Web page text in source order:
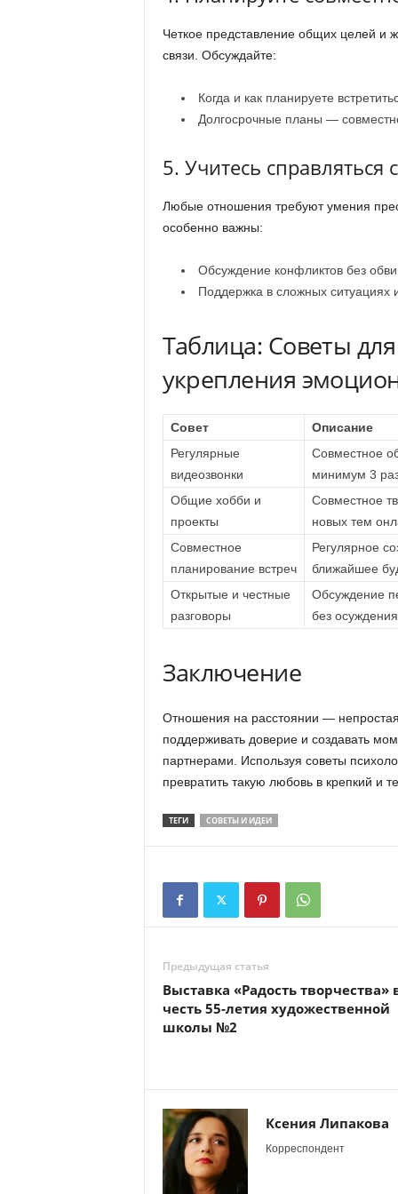
Четкое представление общих целей и
связи. Обсуждайте:
Когда и как планируете
Долгосрочные планы —
5. Учитесь справляться
Любые отношения требуют умения
особенно важны:
Обсуждение конфликтов без
Поддержка в сложных ситуациях
Таблица: Советы
укрепления
Совет
Описание
Регулярные
видеозвонки
Совместное
минимум 3
Общие хобби и
проекты
Совместное
новых тем
Совместное
планирование встреч
Регулярное
ближайшее
Открытые и честные
разговоры
Обсуждение
без осуждения
Заключение
Отношения на расстоянии —
поддерживать доверие и создавать
партнерами. Используя советы
превратить такую любовь в крепкий и
ТЕГИ СОВЕТЫ И ИДЕИ
Предыдущая статья
Выставка «Радость творчества»
честь 55-летия художественной
школы №2
Ксения Липакова
Корреспондент